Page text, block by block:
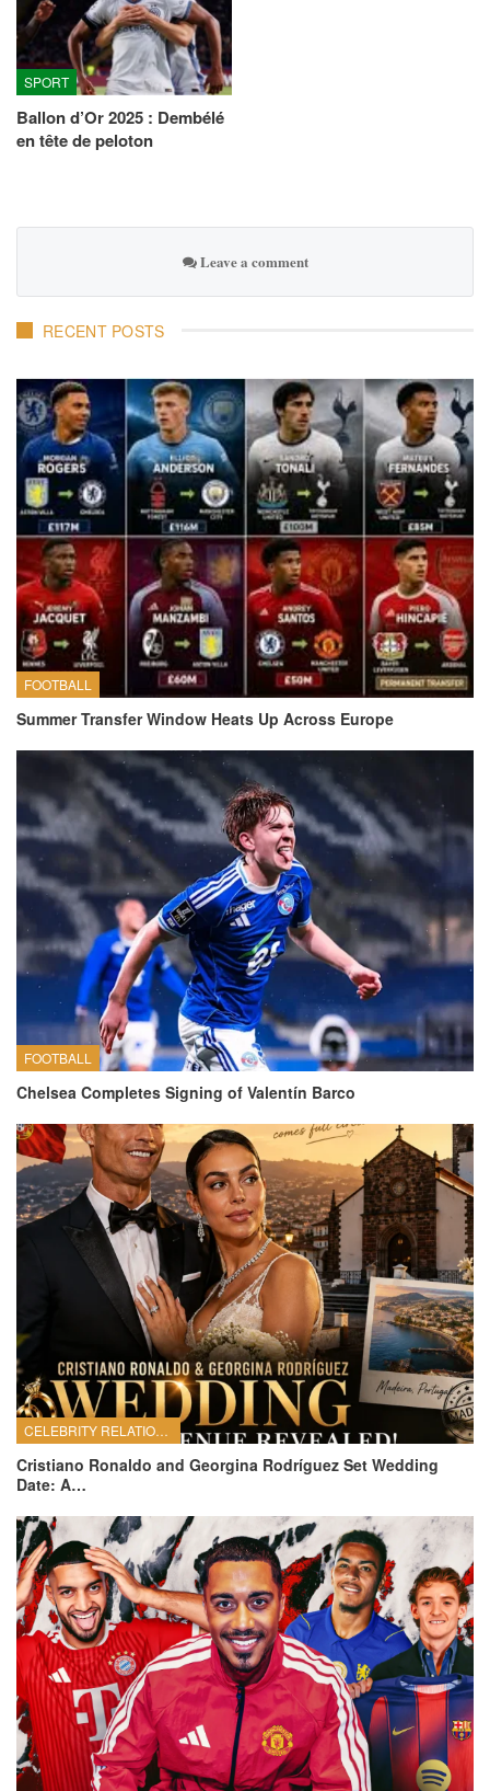
SPORT
Ballon d’Or 2025 : Dembélé
en tête de peloton
Leave a comment
RECENT POSTS
FOOTBALL
Summer Transfer Window Heats Up Across Europe
FOOTBALL
Chelsea Completes Signing of Valentín Barco
CELEBRITY RELATIONSHIPS
Cristiano Ronaldo and Georgina Rodríguez Set Wedding
Date: A…